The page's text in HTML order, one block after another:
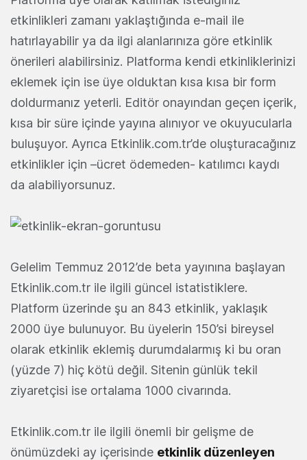
etkinlikleri zamanı yaklaştığında e-mail ile
hatırlayabilir ya da ilgi alanlarınıza göre etkinlik
önerileri alabilirsiniz. Platforma kendi etkinliklerinizi
eklemek için ise üye olduktan kısa kısa bir form
doldurmanız yeterli. Editör onayından geçen içerik,
kısa bir süre içinde yayına alınıyor ve okuyucularla
buluşuyor. Ayrıca Etkinlik.com.tr’de oluşturacağınız
etkinlikler için –ücret ödemeden- katılımcı kaydı
da alabiliyorsunuz.
Gelelim Temmuz 2012’de beta yayınına başlayan
Etkinlik.com.tr ile ilgili güncel istatistiklere.
Platform üzerinde şu an 843 etkinlik, yaklaşık
2000 üye bulunuyor. Bu üyelerin 150’si bireysel
olarak etkinlik eklemiş durumdalarmış ki bu oran
(yüzde 7) hiç kötü değil. Sitenin günlük tekil
ziyaretçisi ise ortalama 1000 civarında.
Etkinlik.com.tr ile ilgili önemli bir gelişme de
önümüzdeki ay içerisinde etkinlik düzenleyen